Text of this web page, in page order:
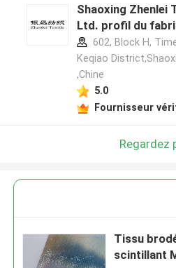
Shaoxing Zhenlei
Ltd. profil du
602, Block H,
Keqiao
,Chine
5.0
Fournisseur
Regardez
Tissu
scintillant